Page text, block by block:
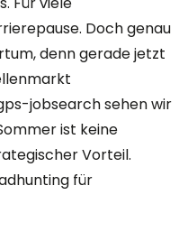
Doch genau
denn gerade jetzt
jobsearch sehen wir
ist keine
Vorteil.
für